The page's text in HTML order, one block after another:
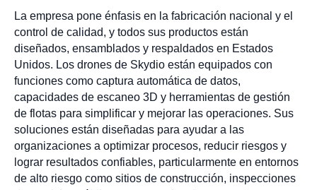
La empresa pone énfasis en la fabricación nacional y el
control de calidad, y todos sus productos están
diseñados, ensamblados y respaldados en Estados
Unidos. Los drones de Skydio están equipados con
funciones como captura automática de datos,
capacidades de escaneo 3D y herramientas de gestión
de flotas para simplificar y mejorar las operaciones. Sus
soluciones están diseñadas para ayudar a las
organizaciones a optimizar procesos, reducir riesgos y
lograr resultados confiables, particularmente en entornos
de alto riesgo como sitios de construcción, inspecciones